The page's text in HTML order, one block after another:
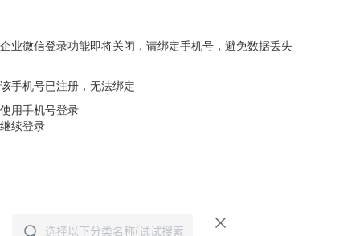
企业微信登录功能即将关闭，请绑定手机号，避免数据丢失
该手机号已注册，无法绑定
使用手机号登录
继续登录